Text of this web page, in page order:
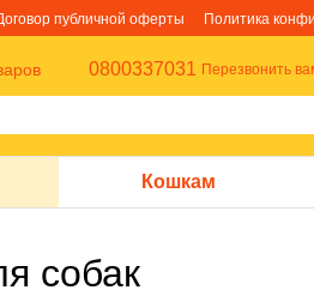
публичной оферты Политика
0800337031 Перезвонить
Кошкам
собак